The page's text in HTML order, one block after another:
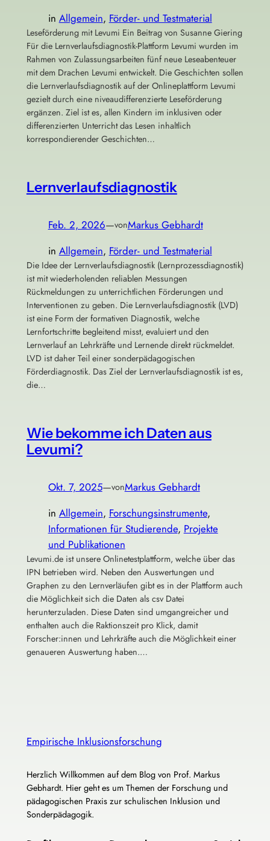
in Allgemein, Förder- und Testmaterial
Leseförderung mit Levumi Ein Beitrag von Susanne Giering
Für die Lernverlaufsdiagnostik-Plattform Levumi wurden im
Rahmen von Zulassungsarbeiten fünf neue Leseabenteuer
mit dem Drachen Levumi entwickelt. Die Geschichten sollen
die Lernverlaufsdiagnostik auf der Onlineplattform Levumi
gezielt durch eine niveaudifferenzierte Leseförderung
ergänzen. Ziel ist es, allen Kindern im inklusiven oder
differenzierten Unterricht das Lesen inhaltlich
korrespondierender Geschichten…
Lernverlaufsdiagnostik
Feb. 2, 2026—vonMarkus Gebhardt
in Allgemein, Förder- und Testmaterial
Die Idee der Lernverlaufsdiagnostik (Lernprozessdiagnostik)
ist mit wiederholenden reliablen Messungen
Rückmeldungen zu unterrichtlichen Förderungen und
Interventionen zu geben. Die Lernverlaufsdiagnostik (LVD)
ist eine Form der formativen Diagnostik, welche
Lernfortschritte begleitend misst, evaluiert und den
Lernverlauf an Lehrkräfte und Lernende direkt rückmeldet.
LVD ist daher Teil einer sonderpädagogischen
Förderdiagnostik. Das Ziel der Lernverlaufsdiagnostik ist es,
die…
Wie bekomme ich Daten aus
Levumi?
Okt. 7, 2025—vonMarkus Gebhardt
in Allgemein, Forschungsinstrumente
Informationen für Studierende, Projekte
und Publikationen
Levumi.de ist unsere Onlinetestplattform, welche über das
IPN betrieben wird. Neben den Auswertungen und
Graphen zu den Lernverläufen gibt es in der Plattform auch
die Möglichkeit sich die Daten als csv Datei
herunterzuladen. Diese Daten sind umgangreicher und
enthalten auch die Raktionszeit pro Klick, damit
Forscher:innen und Lehrkräfte auch die Möglichkeit einer
genaueren Auswertung haben.…
Empirische Inklusionsforschung
Herzlich Willkommen auf dem Blog von Prof. Markus
Gebhardt. Hier geht es um Themen der Forschung und
pädagogischen Praxis zur schulischen Inklusion und
Sonderpädagogik.